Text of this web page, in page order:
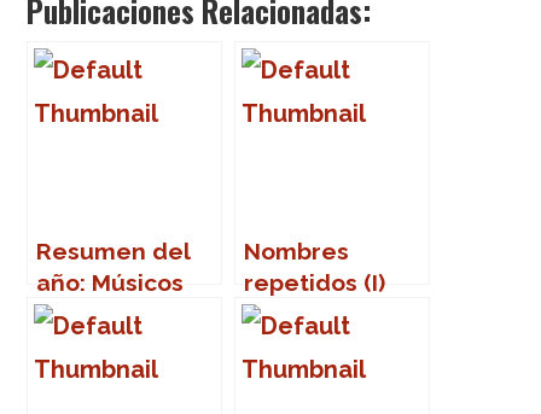
Publicaciones Relacionadas:
Resumen del
año: Músicos
que nos
2011
Nombres
repetidos (I)